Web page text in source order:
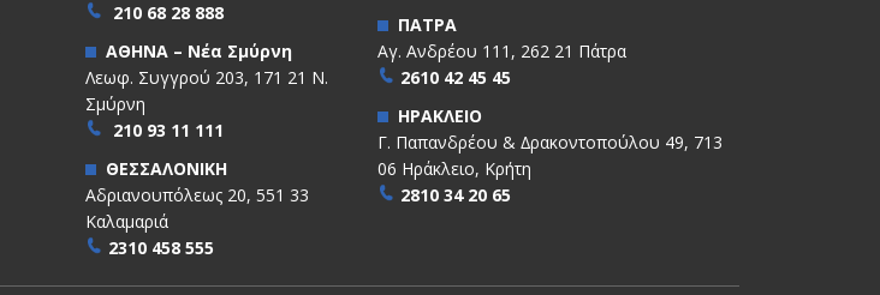
210 68 28 888
ΑΘΗΝΑ – Νέα Σμύρνη
Λεωφ. Συγγρού 203, 171 21 Ν.
Σμύρνη
210 93 11 111
ΘΕΣΣΑΛΟΝΙΚΗ
Αδριανουπόλεως 20, 551 33
Καλαμαριά
2310 458 555
ΠΑΤΡΑ
Αγ. Ανδρέου 111, 262 21 Πάτρα
2610 42 45 45
ΗΡΑΚΛΕΙΟ
Γ. Παπανδρέου & ∆ρακοντοπούλου 49, 713
06 Ηράκλειο, Κρήτη
2810 34 20 65